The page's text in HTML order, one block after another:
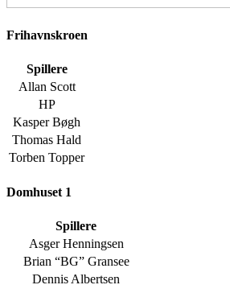
Frihavnskroen
Spillere
Allan Scott
HP
Kasper Bøgh
Thomas Hald
Torben Topper
Domhuset 1
Spillere
Asger Henningsen
Brian “BG” Gransee
Dennis Albertsen